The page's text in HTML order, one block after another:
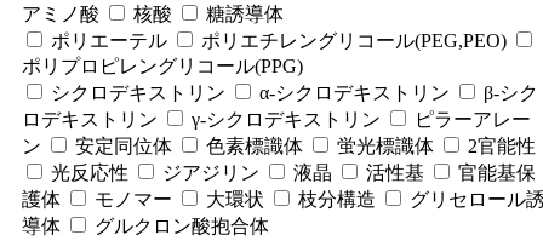
アミノ酸
核酸
糖誘導体
ポリエーテル
ポリエチレングリコール(PEG,PEO)
ポリプロピレングリコール(PPG)
シクロデキストリン
α-シクロデキストリン
β-シク
ロデキストリン
γ-シクロデキストリン
ピラーアレー
ン
安定同位体 色素標識体 蛍光標識体
2官能性
光反応性
ジアジリン 液晶 活性基
官能基保
護体
モノマー 大環状 枝分構造
グリセロール
導体
グルクロン酸抱合体